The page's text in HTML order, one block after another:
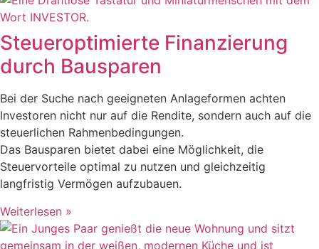
Steueroptimierte Finanzierung
durch Bausparen
Bei der Suche nach geeigneten Anlageformen achten
Investoren nicht nur auf die Rendite, sondern auch auf die
steuerlichen Rahmenbedingungen.
Das Bausparen bietet dabei eine Möglichkeit, die
Steuervorteile optimal zu nutzen und gleichzeitig
langfristig Vermögen aufzubauen.
Weiterlesen »